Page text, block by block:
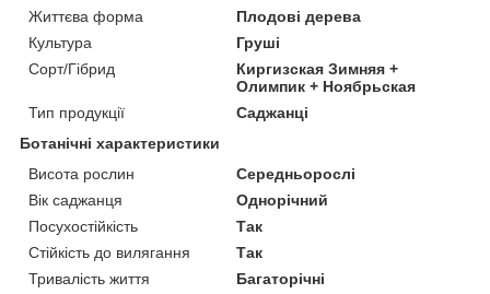
Життєва форма
Плодові дерева
Культура
Груші
Сорт/Гібрид
Киргизская Зимняя +
Олимпик + Ноябрьская
Тип продукції
Саджанці
Ботанічні характеристики
Висота рослин
Середньорослі
Вік саджанця
Однорічний
Посухостійкість
Так
Стійкість до вилягання
Так
Тривалість життя
Багаторічні